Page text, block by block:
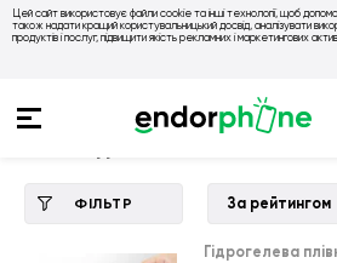
Цей сайт використовує файли cookie та інші технології, щоб
також надати кращий користувальницький досвід, аналізувати
продуктів і послуг, підвищити якість рекламних і маркетингових
💙 Чохли на Xiaomi
ФІЛЬТР За рейтингом
Гідрогелева